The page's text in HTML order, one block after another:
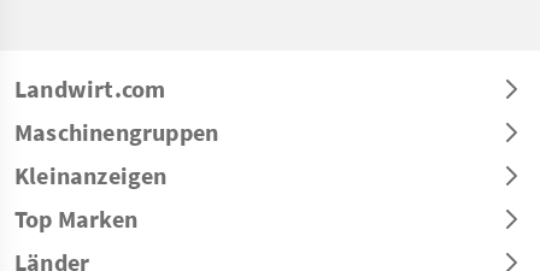
Landwirt.com
Maschinengruppen
Kleinanzeigen
Top Marken
Länder